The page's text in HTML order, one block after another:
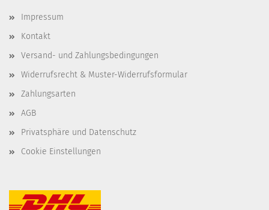
Impressum
Kontakt
Versand- und Zahlungsbedingungen
Widerrufsrecht & Muster-Widerrufsformular
Zahlungsarten
AGB
Privatsphäre und Datenschutz
Cookie Einstellungen